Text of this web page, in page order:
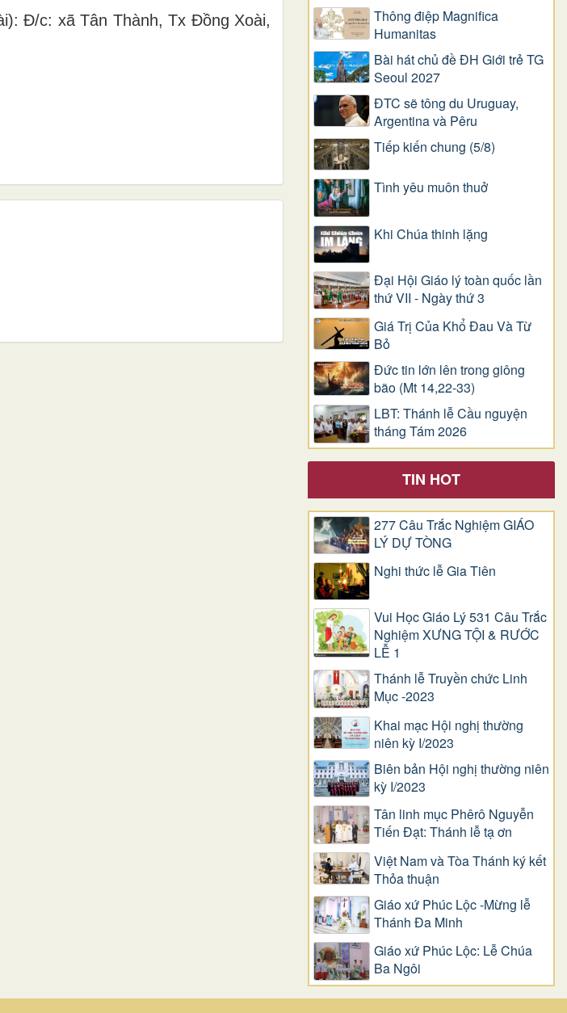
Đ/c: xã Tân Thành, Tx Đồng Xoài,
Thông điệp Magnifica
Humanitas
Bài hát chủ đề ĐH Giới trẻ TG
Seoul 2027
ĐTC sẽ tông du Uruguay,
Argentina và Pêru
Tiếp kiến chung (5/8)
Tình yêu muôn thuở
Khi Chúa thinh lặng
Đại Hội Giáo lý toàn quốc lần
thứ VII - Ngày thứ 3
Giá Trị Của Khổ Ðau Và Từ
Bỏ
Đức tin lớn lên trong giông
bão (Mt 14,22-33)
LBT: Thánh lễ Cầu nguyện
tháng Tám 2026
TIN HOT
277 Câu Trắc Nghiệm GIÁO
LÝ DỰ TÒNG
Nghi thức lễ Gia Tiên
Vui Học Giáo Lý 531 Câu Trắc
Nghiệm XƯNG TỘI & RƯỚC
LỄ 1
Thánh lễ Truyền chức Linh
Mục -2023
Khai mạc Hội nghị thường
niên kỳ I/2023
Biên bản Hội nghị thường niên
kỳ I/2023
Tân linh mục Phêrô Nguyễn
Tiến Đạt: Thánh lễ tạ ơn
Việt Nam và Tòa Thánh ký kết
Thỏa thuận
Giáo xứ Phúc Lộc -Mừng lễ
Thánh Đa Minh
Giáo xứ Phúc Lộc: Lễ Chúa
Ba Ngôi